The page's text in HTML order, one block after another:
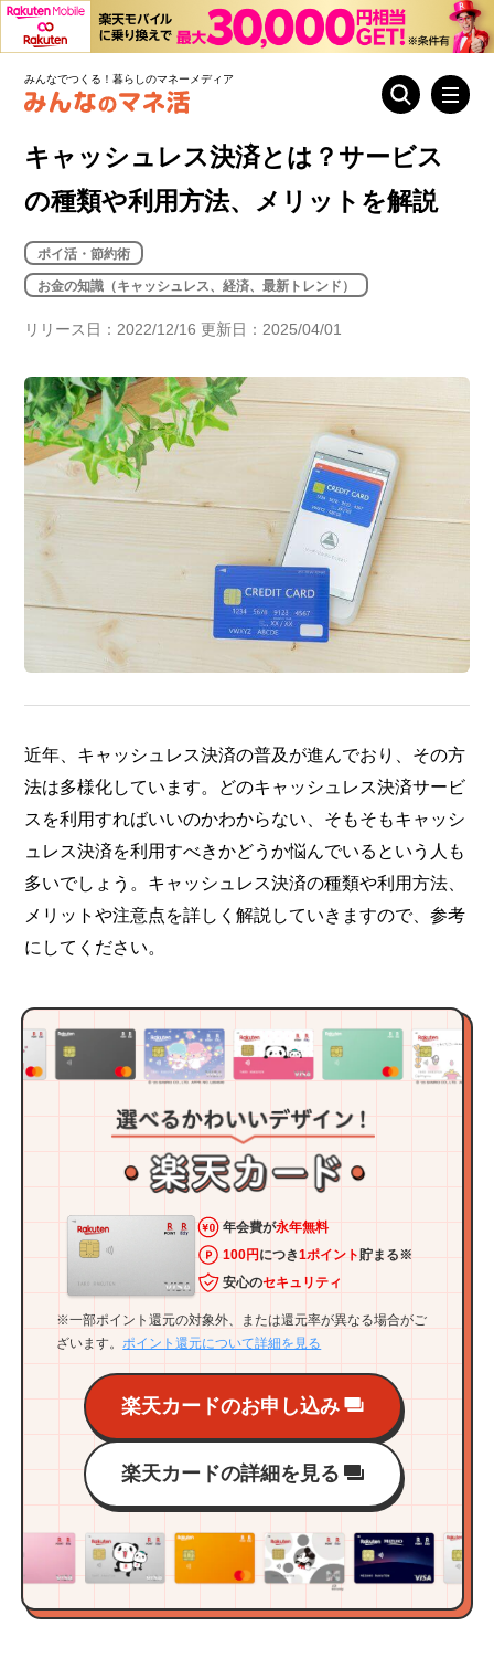
みんなでつくる！暮らしのマネーメディア
キャッシュレス決済とは？サービス
の種類や利用方法、メリットを解説
ポイ活・節約術
お金の知識（キャッシュレス、経済、最新トレンド）
リリース日：2022/12/16 更新日：2025/04/01
近年、キャッシュレス決済の普及が進んでおり、その方
法は多様化しています。どのキャッシュレス決済サービ
スを利用すればいいのかわからない、そもそもキャッシ
ュレス決済を利用すべきかどうか悩んでいるという人も
多いでしょう。キャッシュレス決済の種類や利用方法、
メリットや注意点を詳しく解説していきますので、参考
にしてください。
年会費が永年無料
100円につき1ポイント 貯まる※
安心のセキュリティ
※一部ポイント還元の対象外、または還元率が異なる場合がご
ざいます。ポイント還元について詳細を見る
楽天カードのお申し込み
楽天カードの詳細を見る